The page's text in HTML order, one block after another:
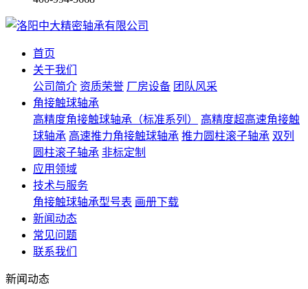
首页
关于我们
公司简介 资质荣誉 厂房设备 团队风采
角接触球轴承
高精度角接触球轴承（标准系列）
高精度超高速角接触
球轴承 高速推力角接触球轴承 推力圆柱滚子轴承 双列
圆柱滚子轴承 非标定制
应用领域
技术与服务
角接触球轴承型号表 画册下载
新闻动态
常见问题
联系我们
新闻动态